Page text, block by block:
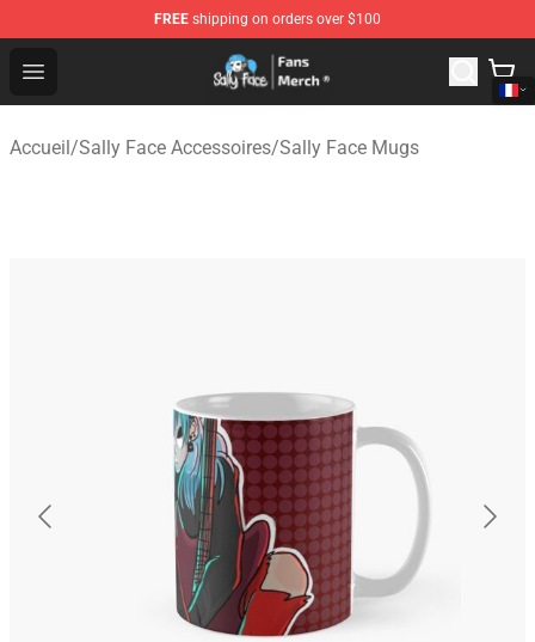
FREE shipping on orders over $100
Open menu
Sally Face Store - Official Sally Face Merchandise Shop
Accueil/Sally Face Accessoires/Sally Face Mugs